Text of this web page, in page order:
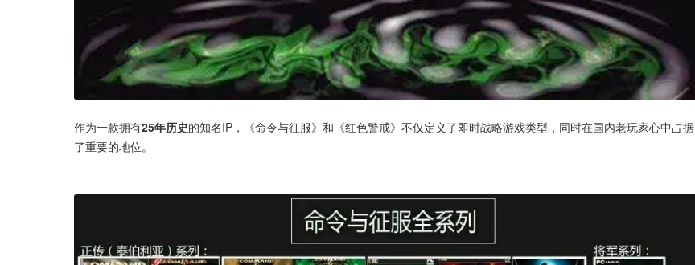
作为一款拥有25年历史的知名IP，《命令与征服》和《红色警戒》不仅定义了即时战略游戏类型，同时在国内老玩家心中占据
了重要的地位。